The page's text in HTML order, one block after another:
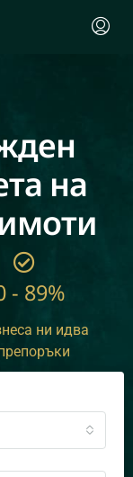
на
- 89%
ни идва